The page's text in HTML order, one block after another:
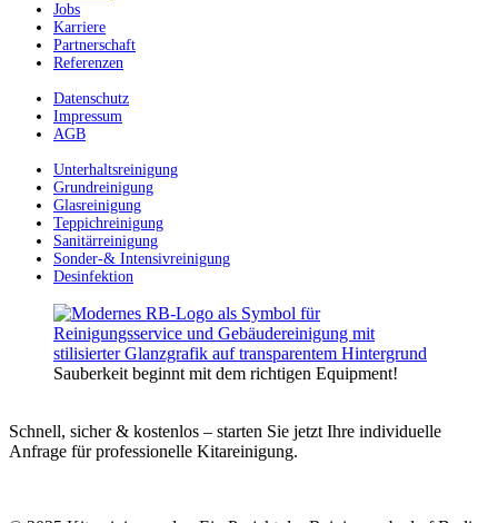
Jobs
Karriere
Partnerschaft
Referenzen
Datenschutz
Impressum
AGB
Unterhaltsreinigung
Grundreinigung
Glasreinigung
Teppichreinigung
Sanitärreinigung
Sonder-& Intensivreinigung
Desinfektion
Sauberkeit beginnt mit dem richtigen Equipment!
Schnell, sicher & kostenlos – starten Sie jetzt Ihre individuelle
Anfrage für professionelle Kitareinigung.